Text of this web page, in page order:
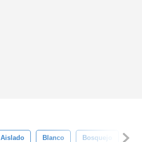
Aislado Blanco Bosquejo